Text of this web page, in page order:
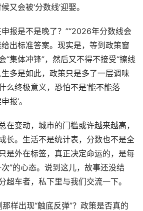
又会被‘分数线’迎娶。
报是不是晚了？”“2026年分数线会
出标准答案。现实是，等到政策窗
“集体冲锋”，然后又不得不接受“擦线
多是如此，政策只是多了一层调味
么终极意义，恐怕不是‘能不能落
报’。
在变动，城市的门槛或许越来越高，
长。生活不是统计表，分数也不是全
是外在标签，真正决定命运的，是每
”的心态。说到这儿，故事还没结
超车者，私下里与我们交流一下。
样出现“触底反弹”？政策是否真的